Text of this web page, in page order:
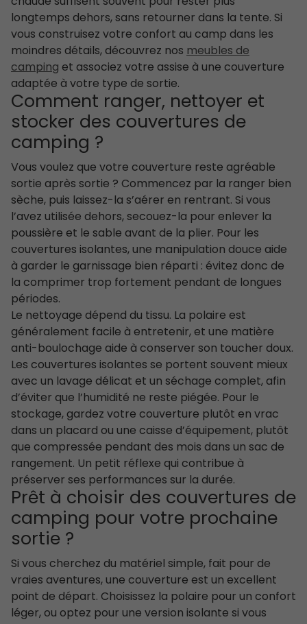
longtemps dehors, sans retourner dans la tente. Si
vous construisez votre confort au camp dans les
moindres détails, découvrez nosmeubles de
campinget associez votre assise à une couverture
adaptée à votre type de sortie.
Comment ranger, nettoyer et
stocker des couvertures de
camping ?
Vous voulez que votre couverture reste agréable
sortie après sortie ? Commencez par la ranger bien
sèche, puis laissez-la s’aérer en rentrant. Si vous
l’avez utilisée dehors, secouez-la pour enlever la
poussière et le sable avant de la plier. Pour les
couvertures isolantes, une manipulation douce aide
à garder le garnissage bien réparti : évitez donc de
la comprimer trop fortement pendant de longues
périodes.
Le nettoyage dépend du tissu. La polaire est
généralement facile à entretenir, et une matière
anti-boulochage aide à conserver son toucher doux.
Les couvertures isolantes se portent souvent mieux
avec un lavage délicat et un séchage complet, afin
d’éviter que l’humidité ne reste piégée. Pour le
stockage, gardez votre couverture plutôt en vrac
dans un placard ou une caisse d’équipement, plutôt
que compressée pendant des mois dans un sac de
rangement. Un petit réflexe qui contribue à
préserver ses performances sur la durée.
Prêt à choisir des couvertures de
camping pour votre prochaine
sortie ?
Si vous cherchez du matériel simple, fait pour de
vraies aventures, une couverture est un excellent
point de départ. Choisissez la polaire pour un confort
léger, ou optez pour une version isolante si vous